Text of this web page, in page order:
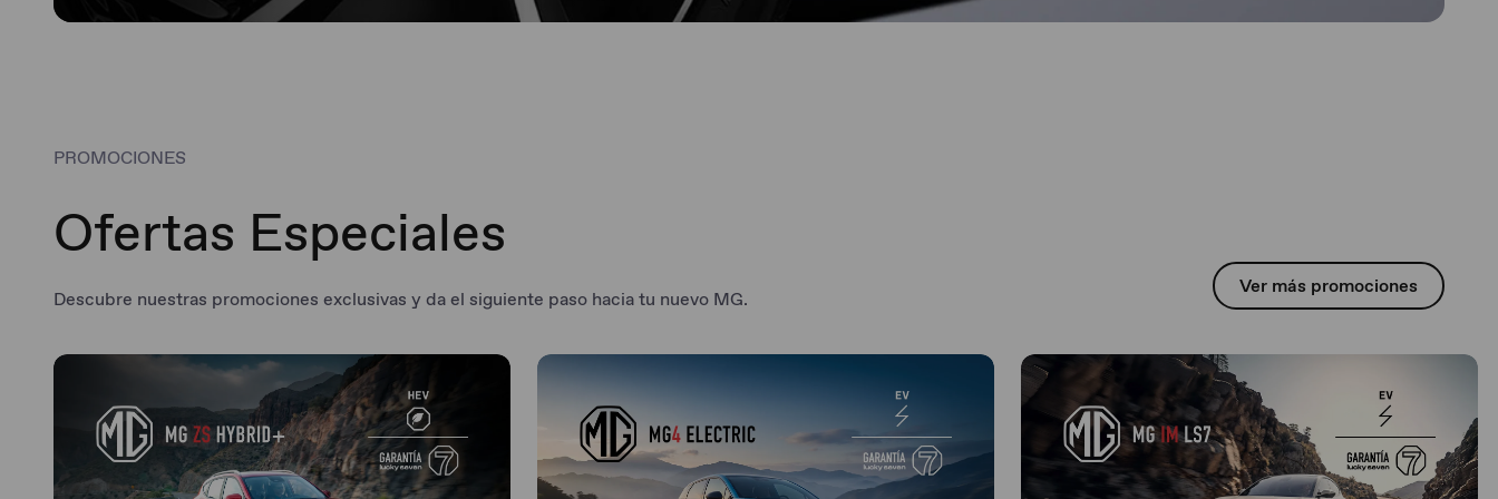
PROMOCIONES
Ofertas Especiales
Descubre nuestras promociones exclusivas y da el siguiente paso hacia tu nuevo MG.
Ver más promociones